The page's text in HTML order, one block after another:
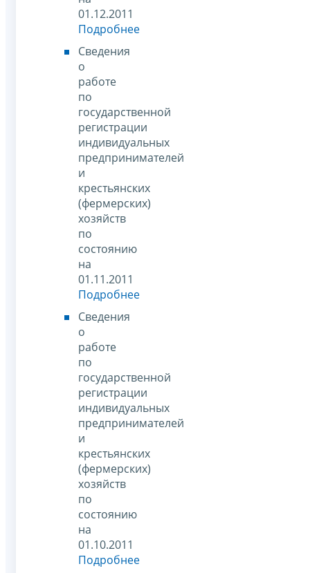
01.12.2011
Подробнее
Сведения
о
работе
по
государственной
регистрации
индивидуальных
предпринимателей
и
крестьянских
(фермерских)
хозяйств
по
состоянию
на
01.11.2011
Подробнее
Сведения
о
работе
по
государственной
регистрации
индивидуальных
предпринимателей
и
крестьянских
(фермерских)
хозяйств
по
состоянию
на
01.10.2011
Подробнее